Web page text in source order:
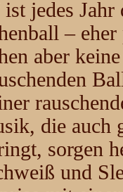
jedes
–
aber
die auch
sorgen
und